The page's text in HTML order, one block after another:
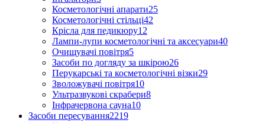
Косметологічні апарати25
Косметологічні стільці42
Крісла для педикюру12
Лампи-лупи косметологічні та аксесуари40
Очищувачі повітря5
Засоби по догляду за шкірою26
Перукарські та косметологічні візки29
Зволожувачі повітря10
Ультразвукові скрабери8
Інфрачервона сауна10
Засоби пересування2219